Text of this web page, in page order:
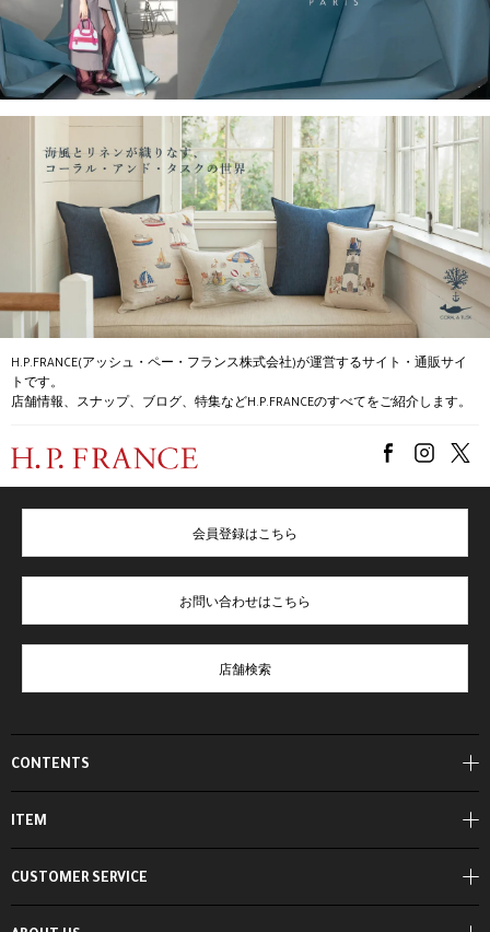
H.P.FRANCE(アッシュ・ペー・フランス株式会社)が運営するサイト・通販サイ
トです。
店舗情報、スナップ、ブログ、特集などH.P.FRANCEのすべてをご紹介します。
CONTENTS
ITEM
会員登録はこちら
お問い合わせはこちら
店舗検索
CUSTOMER SERVICE